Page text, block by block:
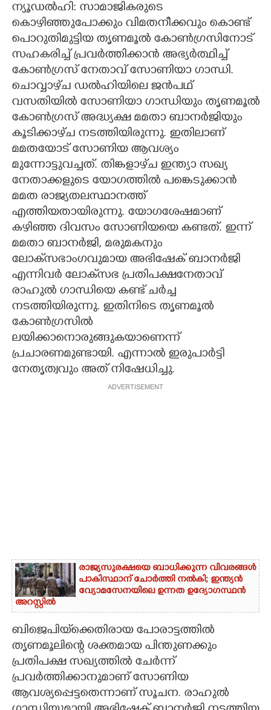
LITERATURE
ZOOM
CONTACT US
ന്യൂഡൽഹി: സാമാജികരുടെ
കൊഴിഞ്ഞുപോക്കും വിമതനീക്കവും കൊണ്ട്
പൊറുതിമുട്ടിയ തൃണമൂൽ കോൺഗ്രസിനോട്
സഹകരിച്ച് പ്രവർത്തിക്കാൻ അഭ്യർത്ഥിച്ച്
കോൺഗ്രസ് നേതാവ് സോണിയാ ഗാന്ധി.
ചൊവ്വാഴ്‌ച ഡൽഹിയിലെ ജൻപഥ്
വസതിയിൽ സോണിയാ ഗാന്ധിയും തൃണമൂൽ
കോൺഗ്രസ് അദ്ധ്യക്ഷ മമതാ ബാനർജിയും
കൂടിക്കാഴ്‌ച നടത്തിയിരുന്നു. ഇതിലാണ്
മമതയോട് സോണിയ ആവശ്യം
മുന്നോട്ടുവച്ചത്. തിങ്കളാഴ്‌ച ഇന്ത്യാ സഖ്യ
നേതാക്കളുടെ യോഗത്തിൽ പങ്കെടുക്കാൻ
മമത രാജ്യതലസ്ഥാനത്ത്
എത്തിയതായിരുന്നു. യോഗശേഷമാണ്
കഴിഞ്ഞ ദിവസം സോണിയയെ കണ്ടത്. ഇന്ന്
മമതാ ബാനർജി, മരുമകനും
ലോക്‌സഭാംഗവുമായ അഭിഷേക് ബാനർജി
എന്നിവർ ലോക്‌സഭ പ്രതിപക്ഷനേതാവ്
രാഹുൽ ഗാന്ധിയെ കണ്ട് ചർച്ച
നടത്തിയിരുന്നു. ഇതിനിടെ തൃണമൂൽ
കോൺഗ്രസിൽ
ലയിക്കാനൊരുങ്ങുകയാണെന്ന്
പ്രചാരണമുണ്ടായി. എന്നാൽ ഇരുപാർട്ടി
നേതൃത്വവും അത് നിഷേധിച്ചു.
ADVERTISEMENT
രാജ്യസുരക്ഷയെ ബാധിക്കുന്ന വിവരങ്ങൾ
പാകിസ്ഥാന് ചോ‌ർത്തി നൽകി; ഇന്ത്യൻ
വ്യോമസേനയിലെ ഉന്നത ഉദ്യോഗസ്ഥൻ
അറസ്റ്റിൽ
ബിജെപിയ്‌ക്കെതിരായ പോരാട്ടത്തിൽ
തൃണമൂലിന്റെ ശക്തമായ പിന്തുണക്കും
പ്രതിപക്ഷ സഖ്യത്തിൽ ചേർന്ന്
പ്രവർത്തിക്കാനുമാണ് സോണിയ
ആവശ്യപ്പെട്ടതെന്നാണ് സൂചന. രാഹുൽ